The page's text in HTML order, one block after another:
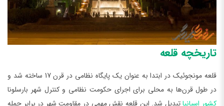
تاریخچه قلعه
قلعه مونجوئیک در ابتدا به عنوان یک پایگاه نظامی در قرن 17 ساخته شد و
در طول قرن‌ها به محلی برای اجرای حکومت نظامی و کنترل شهر بارسلونا
کشور اسپانیاتبدیل شد. این قلعه نقش مهمی در مقاومت شهر در برابر حمله